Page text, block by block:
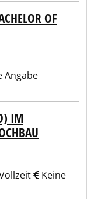
OF
Angabe
IM
Keine